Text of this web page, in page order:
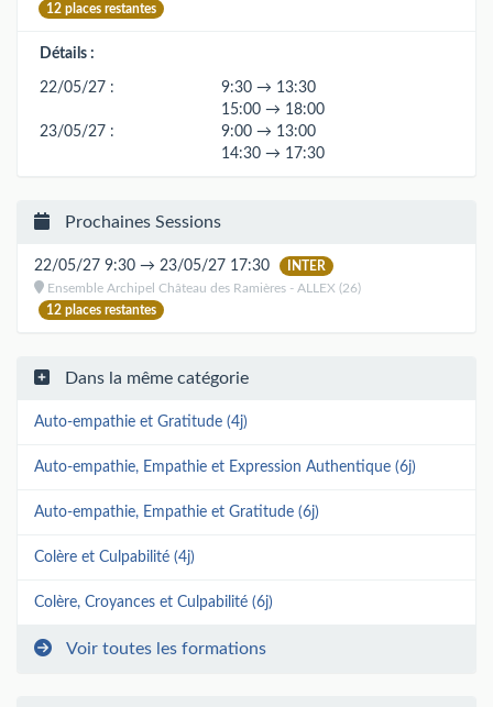
12 places restantes
Détails :
22/05/27 :
9:30 → 13:30
15:00 → 18:00
23/05/27 :
9:00 → 13:00
14:30 → 17:30
Prochaines Sessions
22/05/27 9:30 → 23/05/27 17:30
INTER
Ensemble Archipel Château des Ramières - ALLEX (26)
12 places restantes
Dans la même catégorie
Auto-empathie et Gratitude (4j)
Auto-empathie, Empathie et Expression Authentique (6j)
Auto-empathie, Empathie et Gratitude (6j)
Colère et Culpabilité (4j)
Colère, Croyances et Culpabilité (6j)
Voir toutes les formations